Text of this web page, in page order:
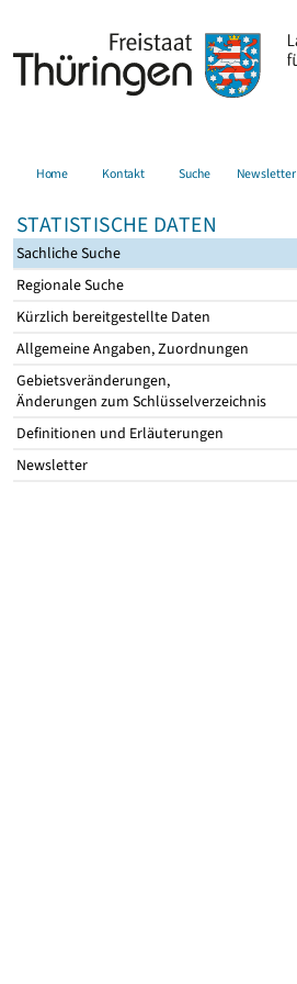
Home Kontakt Suche Newsletter
STATISTISCHE DATEN
Sachliche Suche
Regionale Suche
Kürzlich bereitgestellte Daten
Allgemeine Angaben, Zuordnungen
Gebietsveränderungen,
Änderungen zum Schlüsselverzeichnis
Definitionen und Erläuterungen
Newsletter